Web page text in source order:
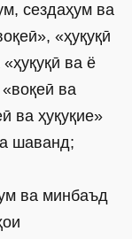
сездаҳум ва
«ҳуқуқӣ
ва ё
ва
ва ҳуқуқие»
шаванд;
ва минбаъд